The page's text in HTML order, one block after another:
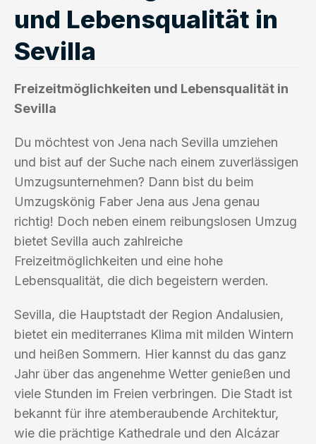
und Lebensqualität in
Sevilla
Freizeitmöglichkeiten und Lebensqualität in
Sevilla
Du möchtest von Jena nach Sevilla umziehen
und bist auf der Suche nach einem zuverlässigen
Umzugsunternehmen? Dann bist du beim
Umzugskönig Faber Jena aus Jena genau
richtig! Doch neben einem reibungslosen Umzug
bietet Sevilla auch zahlreiche
Freizeitmöglichkeiten und eine hohe
Lebensqualität, die dich begeistern werden.
Sevilla, die Hauptstadt der Region Andalusien,
bietet ein mediterranes Klima mit milden Wintern
und heißen Sommern. Hier kannst du das ganz
Jahr über das angenehme Wetter genießen und
viele Stunden im Freien verbringen. Die Stadt ist
bekannt für ihre atemberaubende Architektur,
wie die prächtige Kathedrale und den Alcázar